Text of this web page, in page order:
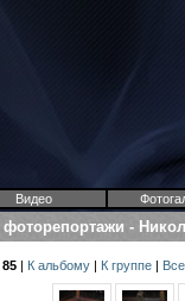
Видео
фоторепортажи -
| К альбому | К группе |